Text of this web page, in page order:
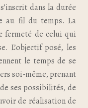
dans la durée
au fil du temps. La
fermeté de celui qui
L’objectif posé, les
le temps de se
soi-même, prenant
ses possibilités, de
de réalisation de